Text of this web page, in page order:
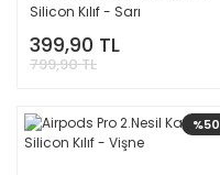
Silicon Kılıf - Sarı
399,90 TL
799,90 TL
%50